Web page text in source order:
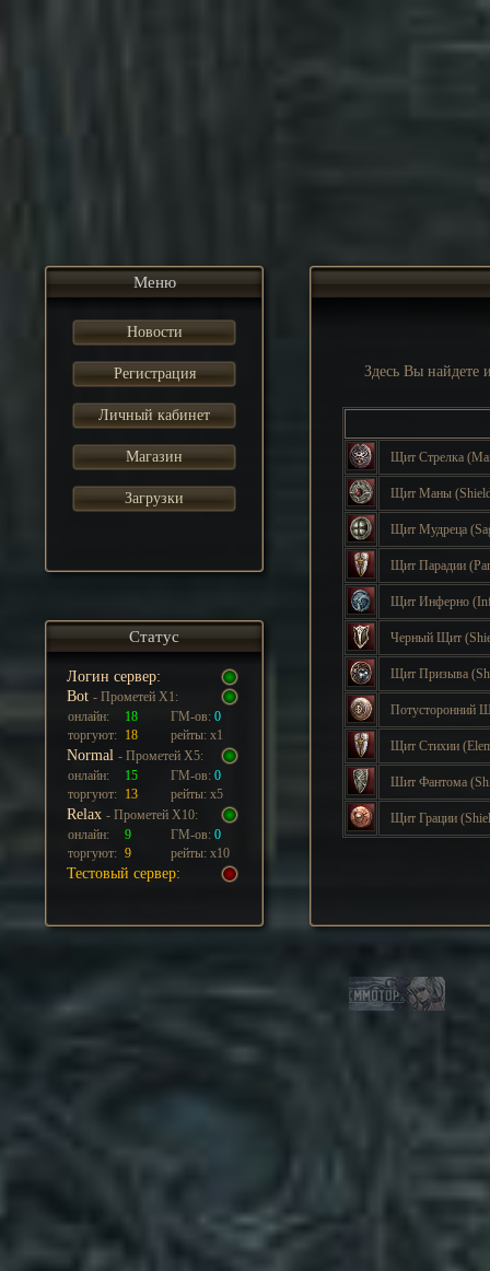
Меню
Новости
Регистрация
Личный кабинет
Магазин
Загрузки
Здесь Вы найдете
Щит Стрелка
Щит Маны
Щит Мудреца
Щит Парадии
Щит Инферно
Черный Щит
Щит Призыва
Потусторонний
Щит Стихии
Шит Фантома
Щит Грации
Статус
Логин сервер:
Bot - Прометей Х1:
онлайн:
18 ГМ-ов: 0
торгуют: 18 рейты: х1
Normal - Прометей Х5:
онлайн:
15 ГМ-ов: 0
торгуют: 13 рейты: х5
Relax - Прометей Х10:
онлайн:
9 ГМ-ов: 0
торгуют: 9 рейты: х10
Тестовый сервер: